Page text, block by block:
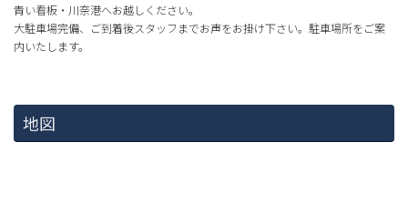
青い看板・川奈港へお越しください。
大駐車場完備、ご到着後スタッフまでお声をお掛け下さい。駐車場所をご案
内いたします。
地図